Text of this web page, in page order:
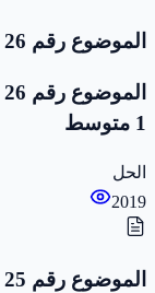
الموضوع رقم 26
1 متوسط
الحل
2019
الموضوع رقم 25